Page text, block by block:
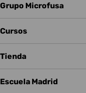
Grupo Microfusa
Cursos
Tienda
Escuela Madrid